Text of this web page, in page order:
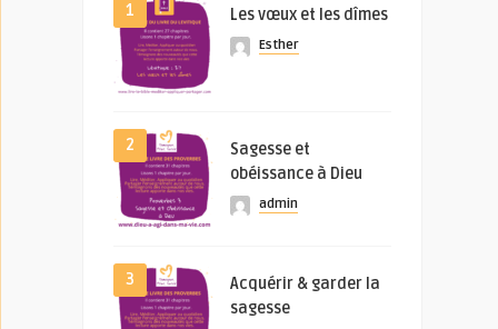
1 Les vœux et les dîmes
Esther
2
Sagesse et
obéissance à Dieu
admin
3
Acquérir & garder la
sagesse